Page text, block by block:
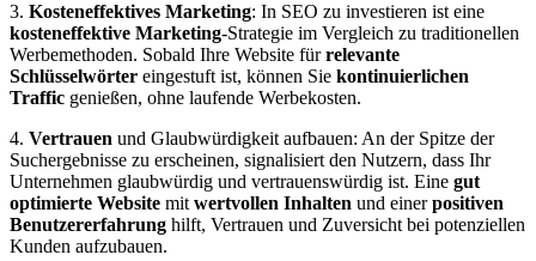
3. Kosteneffektives Marketing: In SEO zu investieren ist eine
kosteneffektive Marketing-Strategie im Vergleich zu traditionellen
Werbemethoden. Sobald Ihre Website fürrelevante
Schlüsselwörter eingestuft ist, können Sie kontinuierlichen
Traffic genießen, ohne laufende Werbekosten.
4. Vertrauen und Glaubwürdigkeit aufbauen: An der Spitze der
Suchergebnisse zu erscheinen, signalisiert den Nutzern, dass Ihr
Unternehmen glaubwürdig und vertrauenswürdig ist. Eine gut
optimierte Website mit wertvollen Inhalten und einerpositiven
Benutzererfahrung hilft, Vertrauen und Zuversicht bei potenziellen
Kunden aufzubauen.